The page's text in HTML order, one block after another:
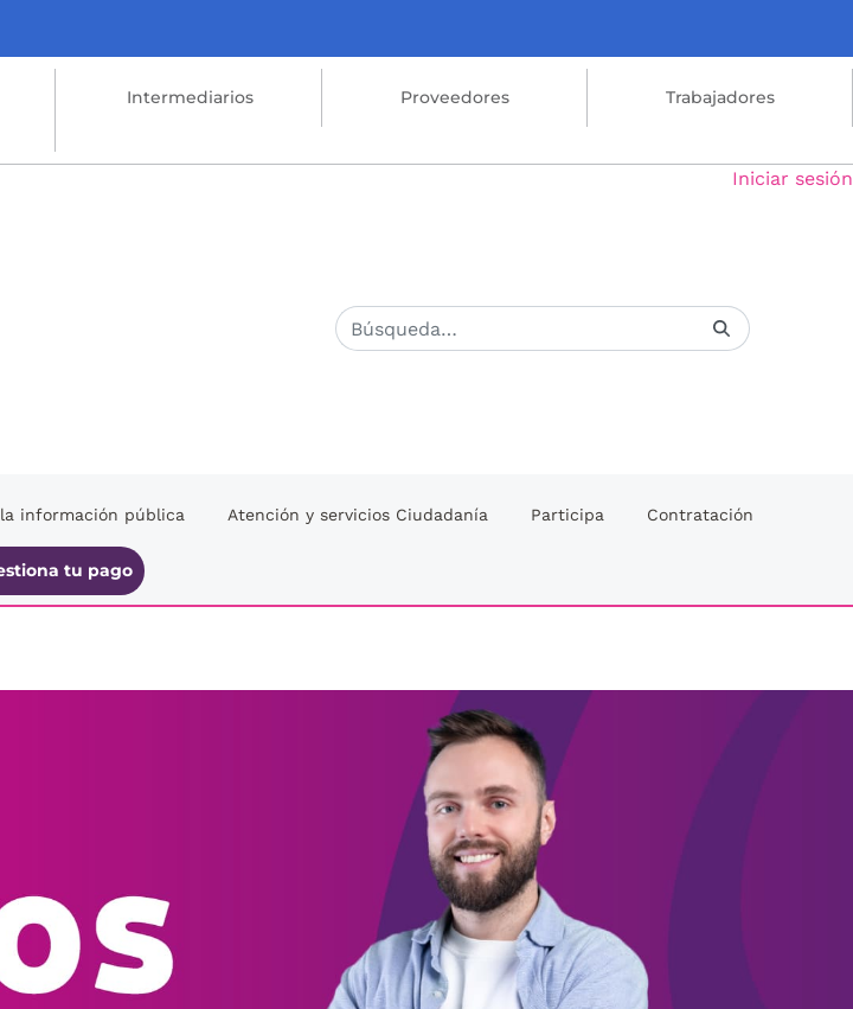
Intermediarios Proveedores Trabajadores
Iniciar sesión
información pública Atención y servicios Ciudadanía Participa Contratación
tu pago